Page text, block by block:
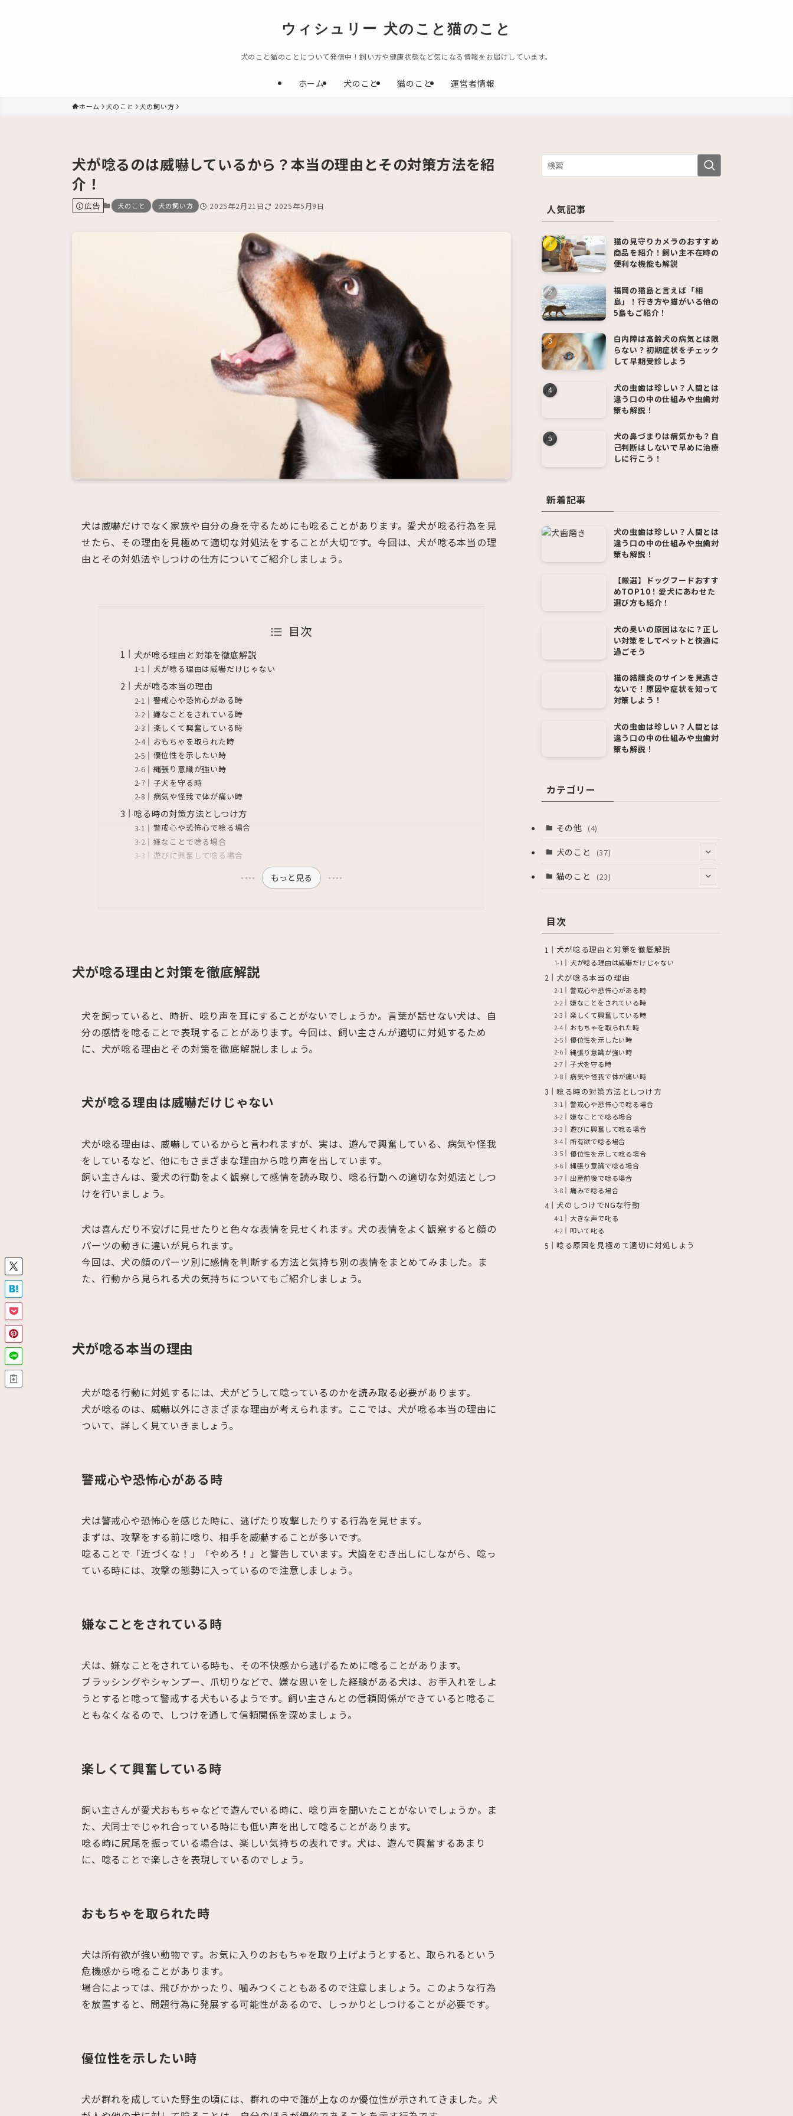
ウィシュリー 犬のこと猫のこと
犬のこと猫のことについて発信中！飼い方や健康状態など気になる情報をお届けしています。
ホーム 犬のこと 猫のこと 運営者情報
ホーム 犬のこと 犬の飼い方
犬が唸るのは威嚇しているから？本当の理由とその対策方法を紹
介！
広告 犬のこと 犬の飼い方 2025年2月21日 2025年5月9日
犬は威嚇だけでなく家族や自分の身を守るためにも唸ることがあります。愛犬が唸る行為を見
せたら、その理由を見極めて適切な対処法をすることが大切です。今回は、犬が唸る本当の理
由とその対処法やしつけの仕方についてご紹介しましょう。
目次
犬が唸る理由と対策を徹底解説
犬が唸る理由は威嚇だけじゃない
犬が唸る本当の理由
警戒心や恐怖心がある時
嫌なことをされている時
楽しくて興奮している時
おもちゃを取られた時
優位性を示したい時
縄張り意識が強い時
子犬を守る時
病気や怪我で体が痛い時
唸る時の対策方法としつけ方
警戒心や恐怖心で唸る場合
嫌なことで唸る場合
遊びに興奮して唸る場合
もっと見る
犬が唸る理由と対策を徹底解説
犬を飼っていると、時折、唸り声を耳にすることがないでしょうか。言葉が話せない犬は、自
分の感情を唸ることで表現することがあります。今回は、飼い主さんが適切に対処するため
に、犬が唸る理由とその対策を徹底解説しましょう。
犬が唸る理由は威嚇だけじゃない
犬が唸る理由は、威嚇しているからと言われますが、実は、遊んで興奮している、病気や怪我
をしているなど、他にもさまざまな理由から唸り声を出しています。
飼い主さんは、愛犬の行動をよく観察して感情を読み取り、唸る行動への適切な対処法としつ
けを行いましょう。
犬は喜んだり不安げに見せたりと色々な表情を見せくれます。犬の表情をよく観察すると顔の
パーツの動きに違いが見られます。
今回は、犬の顔のパーツ別に感情を判断する方法と気持ち別の表情をまとめてみました。ま
た、行動から見られる犬の気持ちについてもご紹介しましょう。
犬が唸る本当の理由
犬が唸る行動に対処するには、犬がどうして唸っているのかを読み取る必要があります。
犬が唸るのは、威嚇以外にさまざまな理由が考えられます。ここでは、犬が唸る本当の理由に
ついて、詳しく見ていきましょう。
警戒心や恐怖心がある時
犬は警戒心や恐怖心を感じた時に、逃げたり攻撃したりする行為を見せます。
まずは、攻撃をする前に唸り、相手を威嚇することが多いです。
唸ることで「近づくな！」「やめろ！」と警告しています。犬歯をむき出しにしながら、唸っ
ている時には、攻撃の態勢に入っているので注意しましょう。
嫌なことをされている時
犬は、嫌なことをされている時も、その不快感から逃げるために唸ることがあります。
ブラッシングやシャンプー、爪切りなどで、嫌な思いをした経験がある犬は、お手入れをしよ
うとすると唸って警戒する犬もいるようです。飼い主さんとの信頼関係ができていると唸るこ
ともなくなるので、しつけを通して信頼関係を深めましょう。
楽しくて興奮している時
飼い主さんが愛犬おもちゃなどで遊んでいる時に、唸り声を聞いたことがないでしょうか。ま
た、犬同士でじゃれ合っている時にも低い声を出して唸ることがあります。
唸る時に尻尾を振っている場合は、楽しい気持ちの表れです。犬は、遊んで興奮するあまり
に、唸ることで楽しさを表現しているのでしょう。
おもちゃを取られた時
犬は所有欲が強い動物です。お気に入りのおもちゃを取り上げようとすると、取られるという
危機感から唸ることがあります。
場合によっては、飛びかかったり、噛みつくこともあるので注意しましょう。このような行為
を放置すると、問題行為に発展する可能性があるので、しっかりとしつけることが必要です。
優位性を示したい時
犬が群れを成していた野生の頃には、群れの中で誰が上なのか優位性が示されてきました。犬
人気記事
猫の見守りカメラのおすすめ
商品を紹介！飼い主不在時の
便利な機能も解説
福岡の猫島と言えば「相
島」！行き方や猫がいる他の
5島もご紹介！
白内障は高齢犬の病気とは限
らない？初期症状をチェック
して早期受診しよう
犬の虫歯は珍しい？人間とは
違う口の中の仕組みや虫歯対
策も解説！
犬の鼻づまりは病気かも？自
己判断はしないで早めに治療
しに行こう！
新着記事
犬の虫歯は珍しい？人間とは
違う口の中の仕組みや虫歯対
策も解説！
【厳選】ドッグフードおすす
めTOP10！愛犬にあわせた
選び方も紹介！
犬の臭いの原因はなに？正し
い対策をしてペットと快適に
過ごそう
猫の結膜炎のサインを見逃さ
ないで！原因や症状を知って
対策しよう！
犬の虫歯は珍しい？人間とは
違う口の中の仕組みや虫歯対
策も解説！
カテゴリー
その他 (4)
犬のこと (37)
(1)
猫のこと (23)
(9)
(3)
(1)
(7)
目次
犬が唸る理由と対策を徹底解説
犬が唸る理由は威嚇だけじゃない
犬が唸る本当の理由
警戒心や恐怖心がある時
嫌なことをされている時
楽しくて興奮している時
おもちゃを取られた時
優位性を示したい時
縄張り意識が強い時
子犬を守る時
病気や怪我で体が痛い時
唸る時の対策方法としつけ方
警戒心や恐怖心で唸る場合
嫌なことで唸る場合
遊びに興奮して唸る場合
所有欲で唸る場合
優位性を示して唸る場合
縄張り意識で唸る場合
出産前後で唸る場合
痛みで唸る場合
犬のしつけでNGな行動
大きな声で叱る
叩いて叱る
唸る原因を見極めて適切に対処しよう